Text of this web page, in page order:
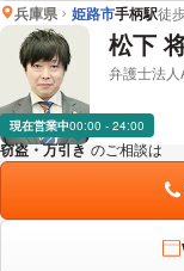
兵庫県 姫路市手柄駅徒
松下
弁護士法
現在営業中00:00 - 24:00
窃盗・万引き のご相談は